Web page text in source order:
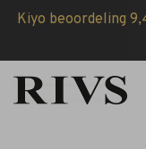
Kiyo beoordeling